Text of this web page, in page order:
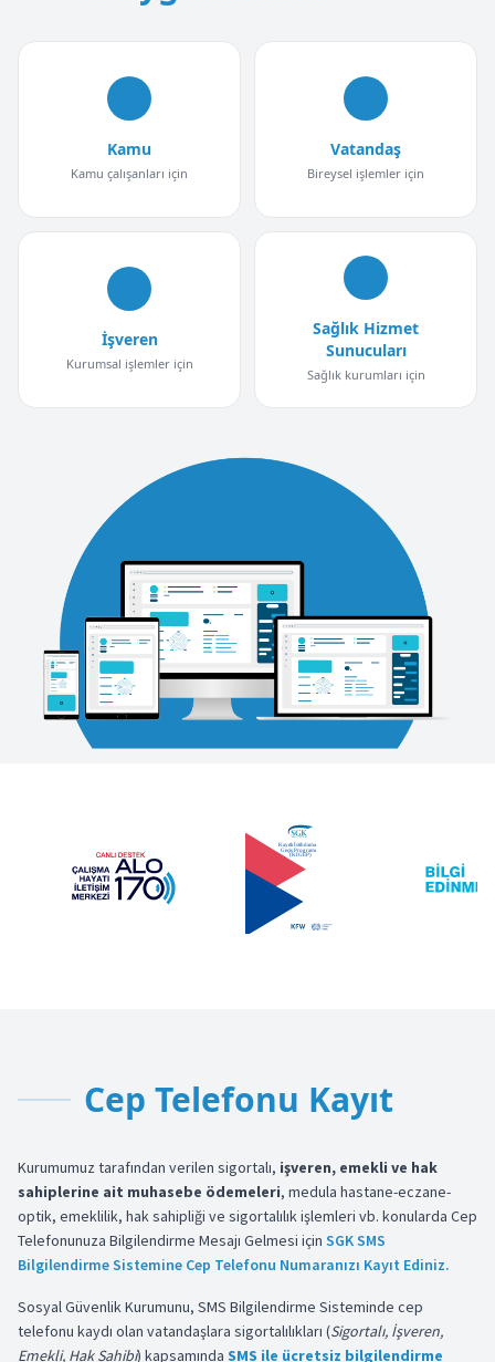
Kamu
Kamu çalışanları için
Vatandaş
Bireysel işlemler için
İşveren
Kurumsal işlemler için
Sağlık Hizmet
Sunucuları
Sağlık kurumları için
Cep Telefonu Kayıt
Kurumumuz tarafından verilen sigortalı, işveren, emekli ve hak
sahiplerine ait muhasebe ödemeleri, medula hastane-eczane-
optik, emeklilik, hak sahipliği ve sigortalılık işlemleri vb. konularda Cep
Telefonunuza Bilgilendirme Mesajı Gelmesi için SGK SMS
Bilgilendirme Sistemine Cep Telefonu Numaranızı Kayıt Ediniz.
Sosyal Güvenlik Kurumunu, SMS Bilgilendirme Sisteminde cep
telefonu kaydı olan vatandaşlara sigortalılıkları (Sigortalı, İşveren,
Emekli, Hak Sahibi) kapsamında SMS ile ücretsiz bilgilendirme